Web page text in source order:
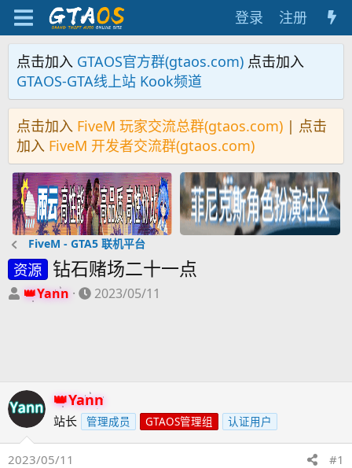
登录 注册
点击加入 GTAOS官方群(gtaos.com) 点击加入
GTAOS-GTA线上站 Kook频道
点击加入 FiveM 玩家交流总群(gtaos.com) | 点击
加入 FiveM 开发者交流群(gtaos.com)
FiveM - GTA5 联机平台
资源 钻石赌场二十一点
主Yann
开
2023/05/11
Yann
站长 管理成员 GTAOS管理组 认证用户
2023/05/11 #1